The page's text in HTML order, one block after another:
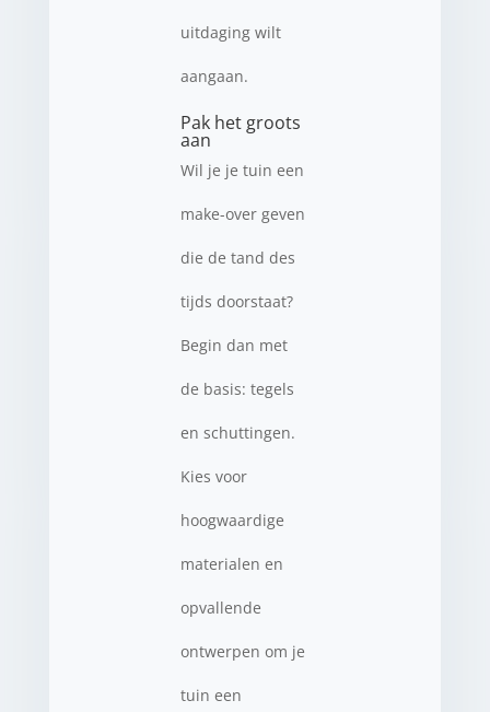
uitdaging wilt
aangaan.
Pak het groots
aan
Wil je je tuin een
make-over geven
die de tand des
tijds doorstaat?
Begin dan met
de basis: tegels
en schuttingen.
Kies voor
hoogwaardige
materialen en
opvallende
ontwerpen om je
tuin een